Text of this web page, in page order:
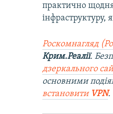
практично
інфраструктуру,
Роскомнагляд
Крим.Реалії.
дзеркального
основними
встановити VPN.